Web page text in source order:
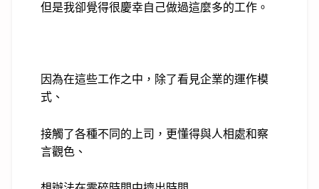
但是我卻覺得很慶幸自己做過這麼多的工作。
因為在這些工作之中，除了看見企業的運作模
式、
接觸了各種不同的上司， 更懂得與人相處和察
言觀色、